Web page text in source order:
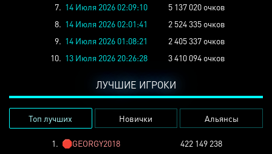
7. 14 Июля 2026 02:09:10
5 137 020 очков
8. 14 Июля 2026 02:01:41
2 524 335 очков
9. 14 Июля 2026 01:08:21
2 405 337 очков
10. 13 Июля 2026 20:26:28 3 410 094 очков
ЛУЧШИЕ ИГРОКИ
Топ лучших Новички Альянсы
1. 🛑GEORGY2018
422 149 238